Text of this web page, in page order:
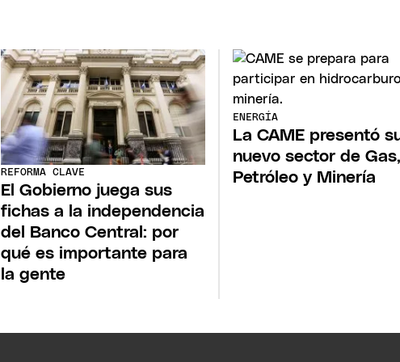
REFORMA CLAVE
El Gobierno juega sus
fichas a la independencia
del Banco Central: por
qué es importante para
la gente
ENERGÍA
La CAME presentó
nuevo sector de Gas,
Petróleo y Minería